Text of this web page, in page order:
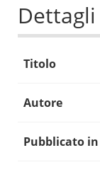
Dettagli
Titolo
Autore
Pubblicato in